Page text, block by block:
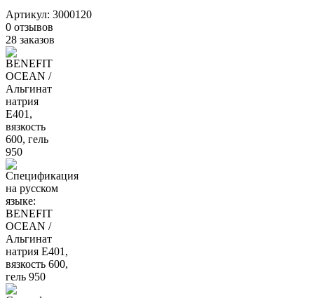
Артикул: 3000120
0 отзывов
28 заказов